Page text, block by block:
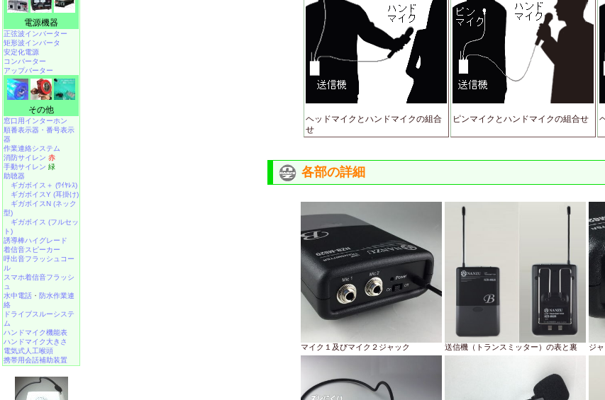
ヘッドマイクとハンドマイクの組合
せ
ピンマイクとハンドマイクの組合せ
各部の詳細
マイク１及びマイク２ジャック 送信機（トランスミッター）の表と裏 ジ
電源機器
正弦波インバーター
矩形波インバータ
安定化電源
コンバーター
アップバーター
その他
窓口用インターホン
順番表示器・番号表示
器
作業連絡システム
消防サイレン 赤
手動サイレン 緑
助聴器
ギガボイス＋ (ﾜｲﾔﾚｽ)
ギガボイスY (耳掛け)
ギガボイスN (ネック
型)
ギガボイス (フルセッ
ト)
誘導棒ハイグレード
着信音スピーカー
呼出音フラッシュコー
ル
スマホ着信音フラッシ
ュ
水中電話 ・ 防水作業連
絡
ドライブスルーシステ
ム
ハンドマイク機能表
ハンドマイク大きさ
電気式人工喉頭
携帯用会話補助装置